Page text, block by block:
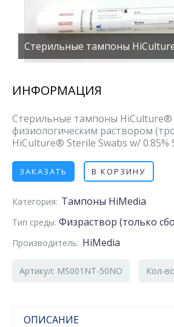
Стерильные тампоны
ИНФОРМАЦИЯ
Стерильные тампоны HiCulture®
физиологическим раствором
HiCulture® Sterile Swabs w/ 0.85%
ЗАКАЗАТЬ В КОРЗИНУ
Категория: Тампоны HiMedia
Тип среды: Физраствор (только
Производитель: HiMedia
Артикул: MS001NT-50NO Кол-
ОПИСАНИЕ